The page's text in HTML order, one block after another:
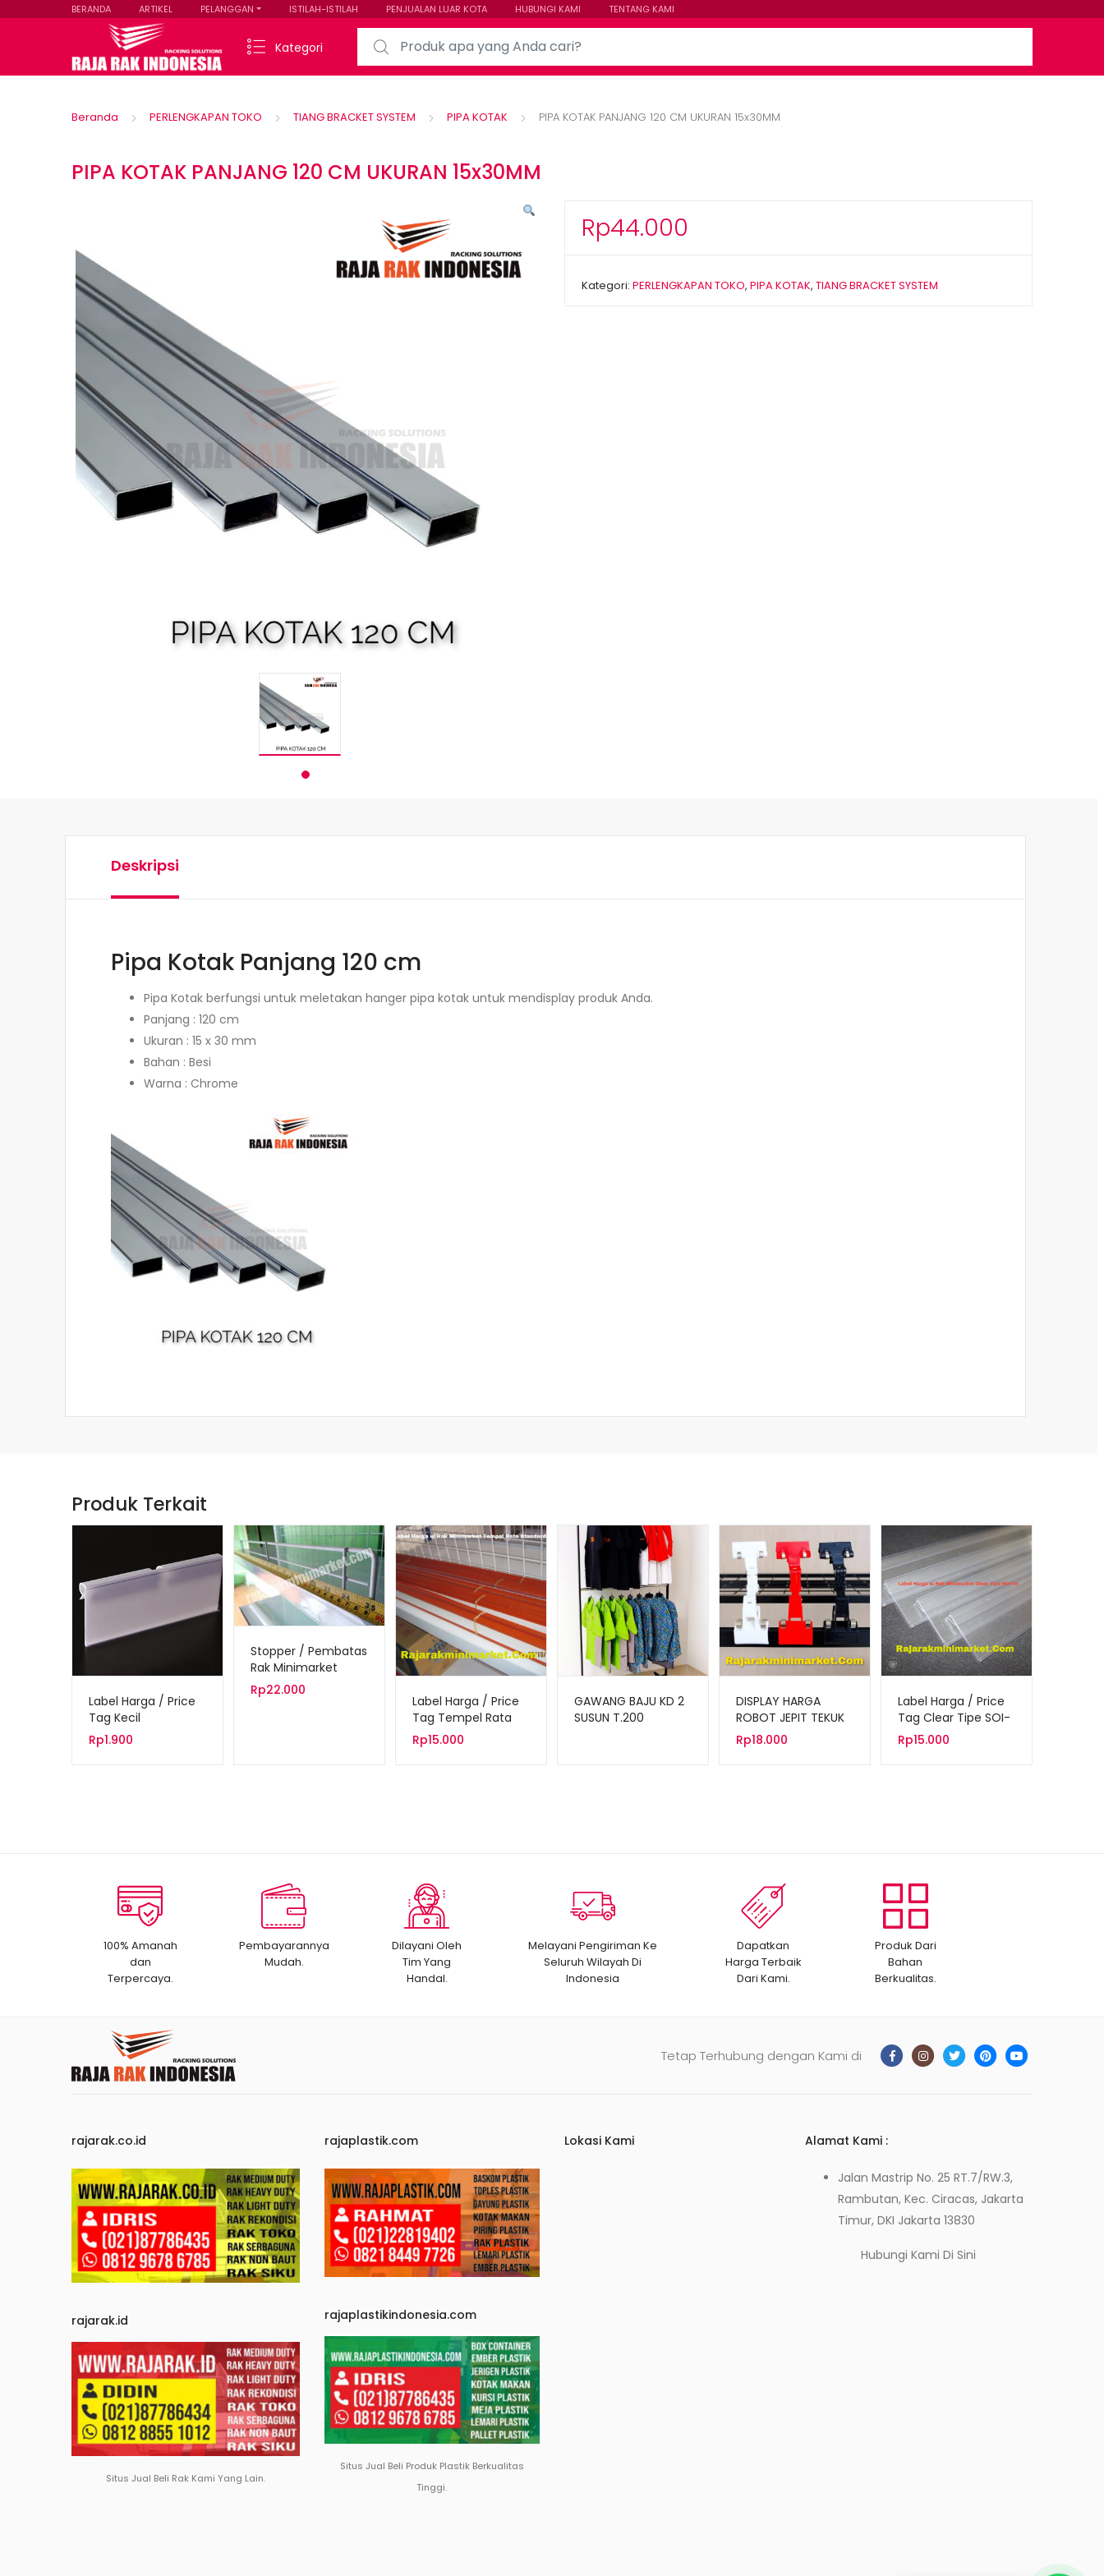
BERANDA ARTIKEL PELANGGAN ISTILAH-ISTILAH PENJUALAN LUAR KOTA HUBUNGI KAMI TENTANG KAMI
Kategori
Search for:
Beranda PERLENGKAPAN TOKO TIANG BRACKET SYSTEM PIPA KOTAK PIPA KOTAK PANJANG 120 CM UKURAN 15x30MM
PIPA KOTAK PANJANG 120 CM UKURAN 15x30MM
Rp44.000
Kategori: PERLENGKAPAN TOKO, PIPA KOTAK, TIANG BRACKET SYSTEM
Deskripsi
Pipa Kotak Panjang 120 cm
Pipa Kotak berfungsi untuk meletakan hanger pipa kotak untuk mendisplay produk Anda.
Panjang : 120 cm
Ukuran : 15 x 30 mm
Bahan : Besi
Warna : Chrome
Produk Terkait
Label Harga / Price
Tag Kecil
Rp1.900
Stopper / Pembatas
Rak Minimarket
Rp22.000
Label Harga / Price
Tag Tempel Rata
Standard
Rp15.000
GAWANG BAJU KD 2
SUSUN T.200
DISPLAY HARGA
ROBOT JEPIT TEKUK
18CM
Rp18.000
Label Harga / Price
Tag Clear Tipe SOI-
49
Rp15.000
100% Amanah
dan
Terpercaya.
Pembayarannya
Mudah.
Dilayani Oleh
Tim Yang
Handal.
Melayani Pengiriman Ke
Seluruh Wilayah Di
Indonesia
Dapatkan
Harga Terbaik
Dari Kami.
Produk Dari
Bahan
Berkualitas.
Tetap Terhubung dengan Kami di
rajarak.co.id
rajarak.id
Situs Jual Beli Rak Kami Yang Lain.
rajaplastik.com
rajaplastikindonesia.com
Situs Jual Beli Produk Plastik Berkualitas
Tinggi.
Lokasi Kami Alamat Kami :
Jalan Mastrip No. 25 RT.7/RW.3,
Rambutan, Kec. Ciracas, Jakarta
Timur, DKI Jakarta 13830
Hubungi KamiDi Sini